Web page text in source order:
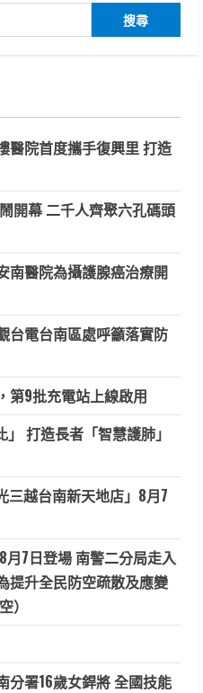
醫院首度攜手復興里 打造
開幕 二千人齊聚六孔碼頭
南醫院為攝護腺癌治療開
台電台南區處呼籲落實防
第9批充電站上線啟用
打造長者「智慧護肺」
三越台南新天地店」8月7
7日登場 南警二分局走入
提升全民防空疏散及應變
）
分署16歲女銲將 全國技能